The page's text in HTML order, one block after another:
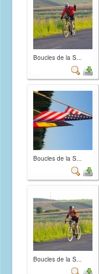
Boucles de la S...
Boucles de la S...
Boucles de la S...